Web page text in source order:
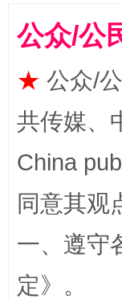
揭批
公众/公
★ 公众/
共传媒、
China
同意其观
一、遵守
定》。